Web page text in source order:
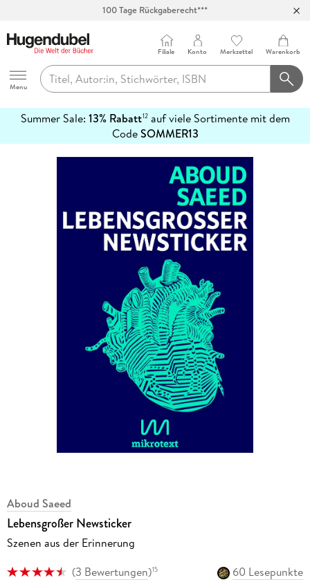
100 Tage Rückgaberecht***
Hugendubel
Menu
Filiale Konto Merkzettel Warenkorb
Summer Sale: 13% Rabatt12auf viele Sortimente mit dem
CodeSOMMER13
erfahren
Aboud Saeed
Lebensgroßer Newsticker
Szenen aus der Erinnerung
(3 Bewertungen)15
60 Lesepunkte